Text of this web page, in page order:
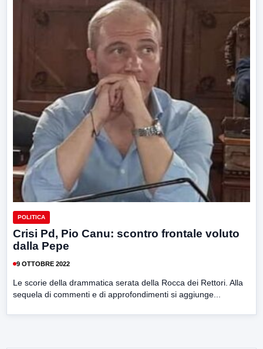
POLITICA
Crisi Pd, Pio Canu: scontro frontale voluto
dalla Pepe
9 OTTOBRE 2022
Le scorie della drammatica serata della Rocca dei Rettori. Alla
sequela di commenti e di approfondimenti si aggiunge...